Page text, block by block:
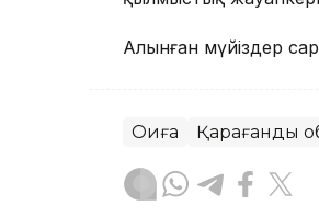
Алынған мүйіздер
Оқиға Қарағанды